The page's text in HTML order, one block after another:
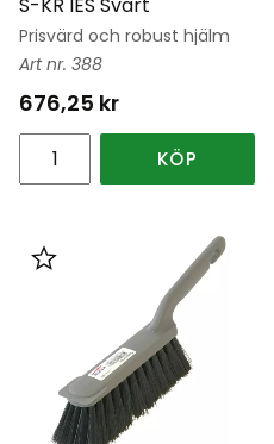
Prisvärd och robust hjälm
388
676,25 kr
KÖP
Lägg till i favoriter